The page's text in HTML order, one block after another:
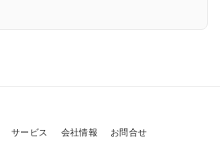
サービス 会社情報 お問合せ